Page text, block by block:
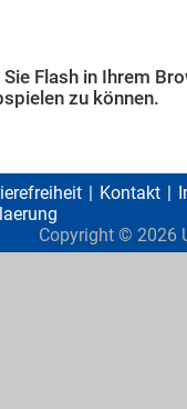
Flash in Ihrem
zu können.
Kontakt
Copyright © 2026